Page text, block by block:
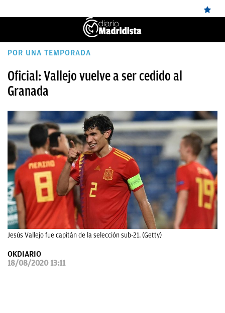
ÚLTIMAS
REAL
BALONCESTO
CANTERA
FICHAJES
DIRECTO
FEMENINO
PAPARAZZI
OKDIARIO
POR UNA TEMPORADA
Oficial: Vallejo vuelve a ser cedido al
Granada
Jesús Vallejo fue capitán de la selección sub-21. (Getty)
OKDIARIO
18/08/2020 13:11